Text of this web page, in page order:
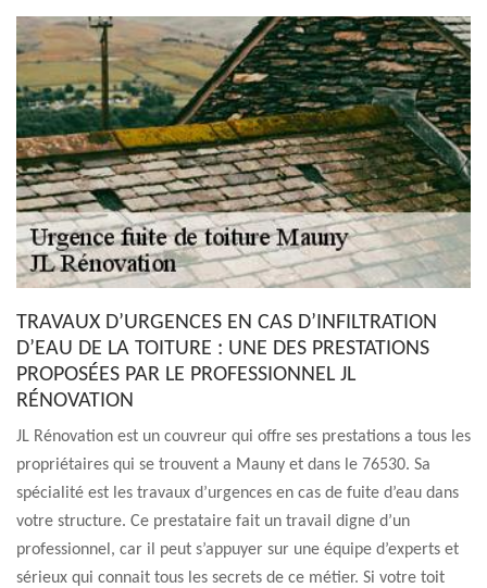
TRAVAUX D’URGENCES EN CAS D’INFILTRATION
D’EAU DE LA TOITURE : UNE DES PRESTATIONS
PROPOSÉES PAR LE PROFESSIONNEL JL
RÉNOVATION
JL Rénovation est un couvreur qui offre ses prestations a tous les
propriétaires qui se trouvent a Mauny et dans le 76530. Sa
spécialité est les travaux d’urgences en cas de fuite d’eau dans
votre structure. Ce prestataire fait un travail digne d’un
professionnel, car il peut s’appuyer sur une équipe d’experts et
sérieux qui connait tous les secrets de ce métier. Si votre toit